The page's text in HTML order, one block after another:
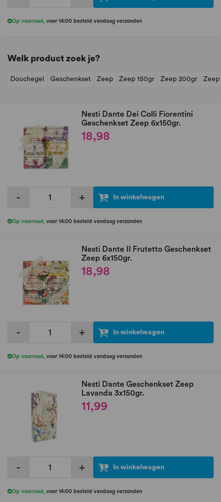
Op voorraad , voor 14:00 besteld vandaag verzonden
Welk product zoek je?
Douchegel Geschenkset Zeep Zeep 150gr Zeep 200gr Zeep
Nesti Dante Dei Colli Fiorentini
Geschenkset Zeep 6x150gr.
18,98
- + In winkelwagen
Op voorraad , voor 14:00 besteld vandaag verzonden
Nesti Dante Il Frutetto Geschenkset
Zeep 6x150gr.
18,98
- + In winkelwagen
Op voorraad , voor 14:00 besteld vandaag verzonden
Nesti Dante Geschenkset Zeep
Lavanda 3x150gr.
11,99
- + In winkelwagen
Op voorraad , voor 14:00 besteld vandaag verzonden